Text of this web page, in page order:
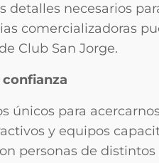
detalles necesarios
comercializadoras
Club San Jorge.
únicos para
y equipos
personas de